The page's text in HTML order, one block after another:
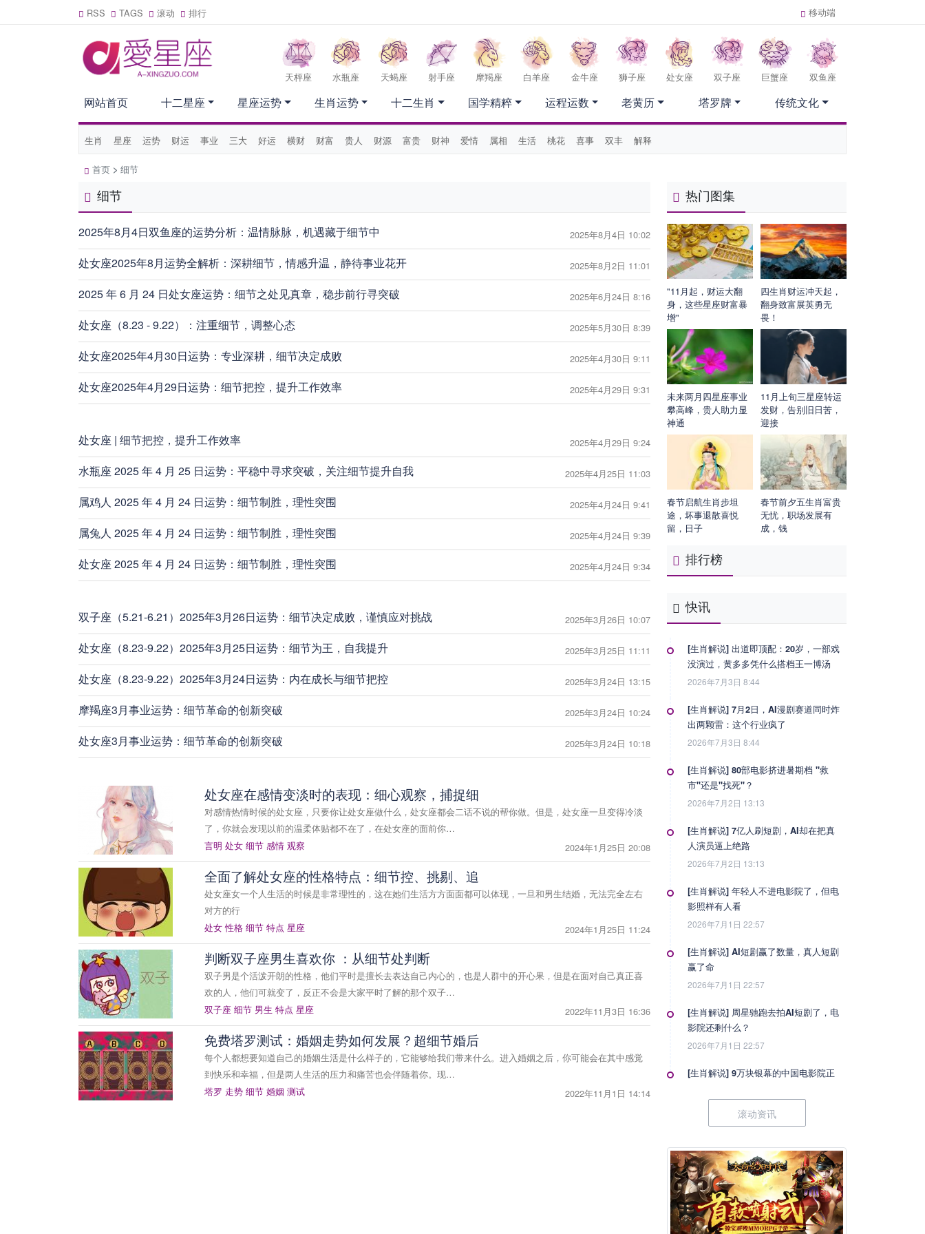
RSS TAGS 滚动 排行 移动端
天枰座 水瓶座 天蝎座 射手座 摩羯座 白羊座 金牛座 狮子座 处女座 双子座 巨蟹座 双鱼座
网站首页
生肖 星座 运势 财运 事业 三大 好运 横财 财富 贵人 财源 富贵 财神 爱情 属相 生活 桃花 喜事 双丰 解释
十二星座 星座运势 生肖运势 十二生肖 国学精粹 运程运数 老黄历 塔罗牌 传统文化
首页 > 细节
细节
2025年8月4日双鱼座的运势分析：温情脉脉，机遇藏于细节中 2025年8月4日 10:02
处女座2025年8月运势全解析：深耕细节，情感升温，静待事业花开 2025年8月2日 11:01
2025 年 6 月 24 日处女座运势：细节之处见真章，稳步前行寻突破 2025年6月24日 8:16
处女座（8.23 - 9.22）：注重细节，调整心态 2025年5月30日 8:39
处女座2025年4月30日运势：专业深耕，细节决定成败 2025年4月30日 9:11
处女座2025年4月29日运势：细节把控，提升工作效率 2025年4月29日 9:31
处女座 | 细节把控，提升工作效率 2025年4月29日 9:24
水瓶座 2025 年 4 月 25 日运势：平稳中寻求突破，关注细节提升自我 2025年4月25日 11:03
属鸡人 2025 年 4 月 24 日运势：细节制胜，理性突围 2025年4月24日 9:41
属兔人 2025 年 4 月 24 日运势：细节制胜，理性突围 2025年4月24日 9:39
处女座 2025 年 4 月 24 日运势：细节制胜，理性突围 2025年4月24日 9:34
双子座（5.21-6.21）2025年3月26日运势：细节决定成败，谨慎应对挑战 2025年3月26日 10:07
处女座（8.23-9.22）2025年3月25日运势：细节为王，自我提升 2025年3月25日 11:11
处女座（8.23-9.22）2025年3月24日运势：内在成长与细节把控 2025年3月24日 13:15
摩羯座3月事业运势：细节革命的创新突破 2025年3月24日 10:24
处女座3月事业运势：细节革命的创新突破 2025年3月24日 10:18
处女座在感情变淡时的表现：细心观察，捕捉细
对感情热情时候的处女座，只要你让处女座做什么，处女座都会二话不说的帮你做。但是，处女座一旦变得冷淡
了，你就会发现以前的温柔体贴都不在了，在处女座的面前你…
言明 处女 细节 感情 观察 2024年1月25日 20:08
全面了解处女座的性格特点：细节控、挑剔、追
处女座女一个人生活的时候是非常理性的，这在她们生活方方面面都可以体现，一旦和男生结婚，无法完全左右
对方的行
处女 性格 细节 特点 星座 2024年1月25日 11:24
判断双子座男生喜欢你 ：从细节处判断
双子男是个活泼开朗的性格，他们平时是擅长去表达自己内心的，也是人群中的开心果，但是在面对自己真正喜
欢的人，他们可就变了，反正不会是大家平时了解的那个双子…
双子座 细节 男生 特点 星座 2022年11月3日 16:36
免费塔罗测试：婚姻走势如何发展？超细节婚后
每个人都想要知道自己的婚姻生活是什么样子的，它能够给我们带来什么。进入婚姻之后，你可能会在其中感觉
到快乐和幸福，但是两人生活的压力和痛苦也会伴随着你。现…
塔罗 走势 细节 婚姻 测试 2022年11月1日 14:14
热门图集
"11月起，财运大翻
身，这些星座财富暴
增"
四生肖财运冲天起，
翻身致富展英勇无
畏！
未来两月四星座事业
攀高峰，贵人助力显
神通
11月上旬三星座转运
发财，告别旧日苦，
迎接
春节启航生肖步坦
途，坏事退散喜悦
留，日子
春节前夕五生肖富贵
无忧，职场发展有
成，钱
排行榜
快讯
[生肖解说] 出道即顶配：20岁，一部戏
没演过，黄多多凭什么搭档王一博汤
唯？
2026年7月3日 8:44
[生肖解说] 7月2日，AI漫剧赛道同时炸
出两颗雷：这个行业疯了
2026年7月3日 8:44
[生肖解说] 80部电影挤进暑期档 "救
市"还是"找死"？
2026年7月2日 13:13
[生肖解说] 7亿人刷短剧，AI却在把真
人演员逼上绝路
2026年7月2日 13:13
[生肖解说] 年轻人不进电影院了，但电
影照样有人看
2026年7月1日 22:57
[生肖解说] AI短剧赢了数量，真人短剧
赢了命
2026年7月1日 22:57
[生肖解说] 周星驰跑去拍AI短剧了，电
影院还剩什么？
2026年7月1日 22:57
[生肖解说] 9万块银幕的中国电影院正
抢一个活，顶流演员台上求工作
2026年7月1日 22:57
[生肖解说] 一部已经下线的电影，凭什
么让陈道明袁和平吴京跑一趟兰州
2026年6月25日 10:49
滚动资讯